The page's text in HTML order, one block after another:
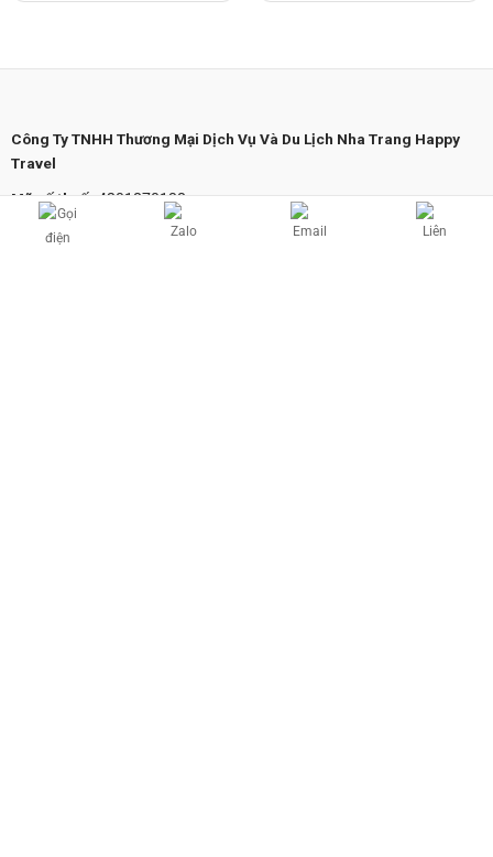
Công Ty TNHH Thương Mại Dịch Vụ Và Du Lịch Nha Trang Happy
Travel
Mã số thuế: 4201870138
Số 140/29 Củ Chi, Phường Vĩnh Hải, Thành phố Nha Trang, Tỉnh